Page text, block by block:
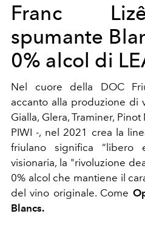
Franc
spumante
0% alcol di
Nel cuore della DOC
accanto alla produzione di
Gialla, Glera, Traminer,
PIWI -, nel 2021 crea la
friulano significa “libero
visionaria, la "rivoluzione
0% alcol che mantiene il
del vino originale. Come
Blancs.